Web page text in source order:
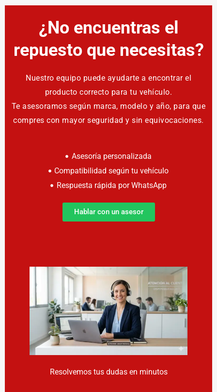
¿No encuentras el
repuesto que necesitas?
Nuestro equipo puede ayudarte a encontrar el
producto correcto para tu vehículo.
Te asesoramos según marca, modelo y año, para que
compres con mayor seguridad y sin equivocaciones.
Asesoría personalizada
Compatibilidad según tu vehículo
Respuesta rápida por WhatsApp
Hablar con un asesor
Resolvemos tus dudas en minutos